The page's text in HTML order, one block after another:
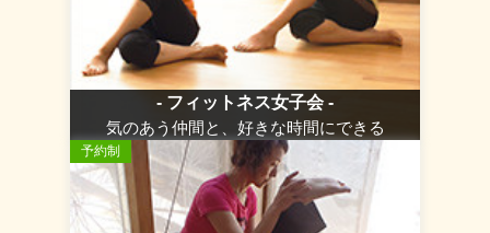
- フィットネス女子会 -
気のあう仲間と、好きな時間にできる
予約制